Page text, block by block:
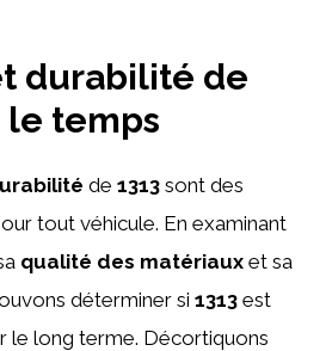
durabilité de
le temps
de 1313 sont des
tout véhicule. En examinant
qualité des matériaux et sa
déterminer si 1313 est
le long terme. Décortiquons